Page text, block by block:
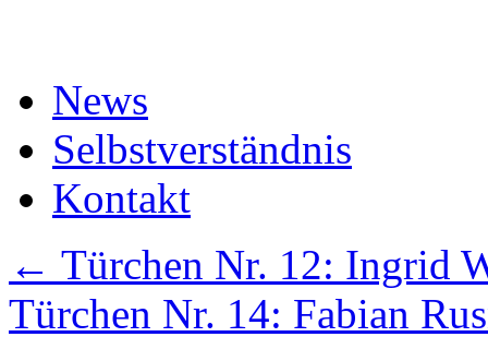
News
Selbstverständnis
Kontakt
← Türchen Nr. 12: Ingrid
Türchen Nr. 14: Fabian